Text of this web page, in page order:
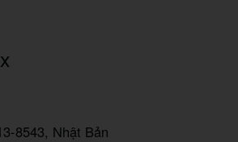
8543, Nhật Bản